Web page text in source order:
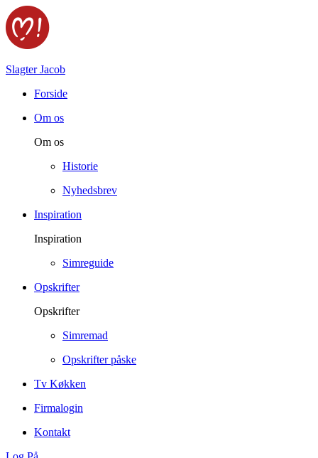
Slagter Jacob
Forside
Om os
Om os
Historie
Nyhedsbrev
Inspiration
Inspiration
Simreguide
Opskrifter
Opskrifter
Simremad
Opskrifter påske
Tv Køkken
Firmalogin
Kontakt